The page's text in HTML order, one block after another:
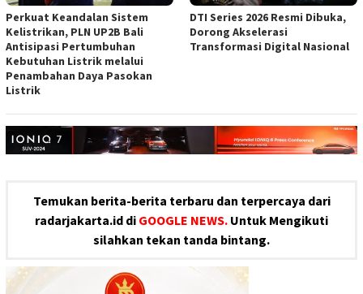
Perkuat Keandalan Sistem
Kelistrikan, PLN UP2B Bali
Antisipasi Pertumbuhan
Kebutuhan Listrik melalui
Penambahan Daya Pasokan
Listrik
DTI Series 2026 Resmi Dibuka,
Dorong Akselerasi
Transformasi Digital Nasional
Temukan berita-berita terbaru dan terpercaya dari
radarjakarta.id di GOOGLE NEWS. Untuk Mengikuti
silahkan tekan tanda bintang.